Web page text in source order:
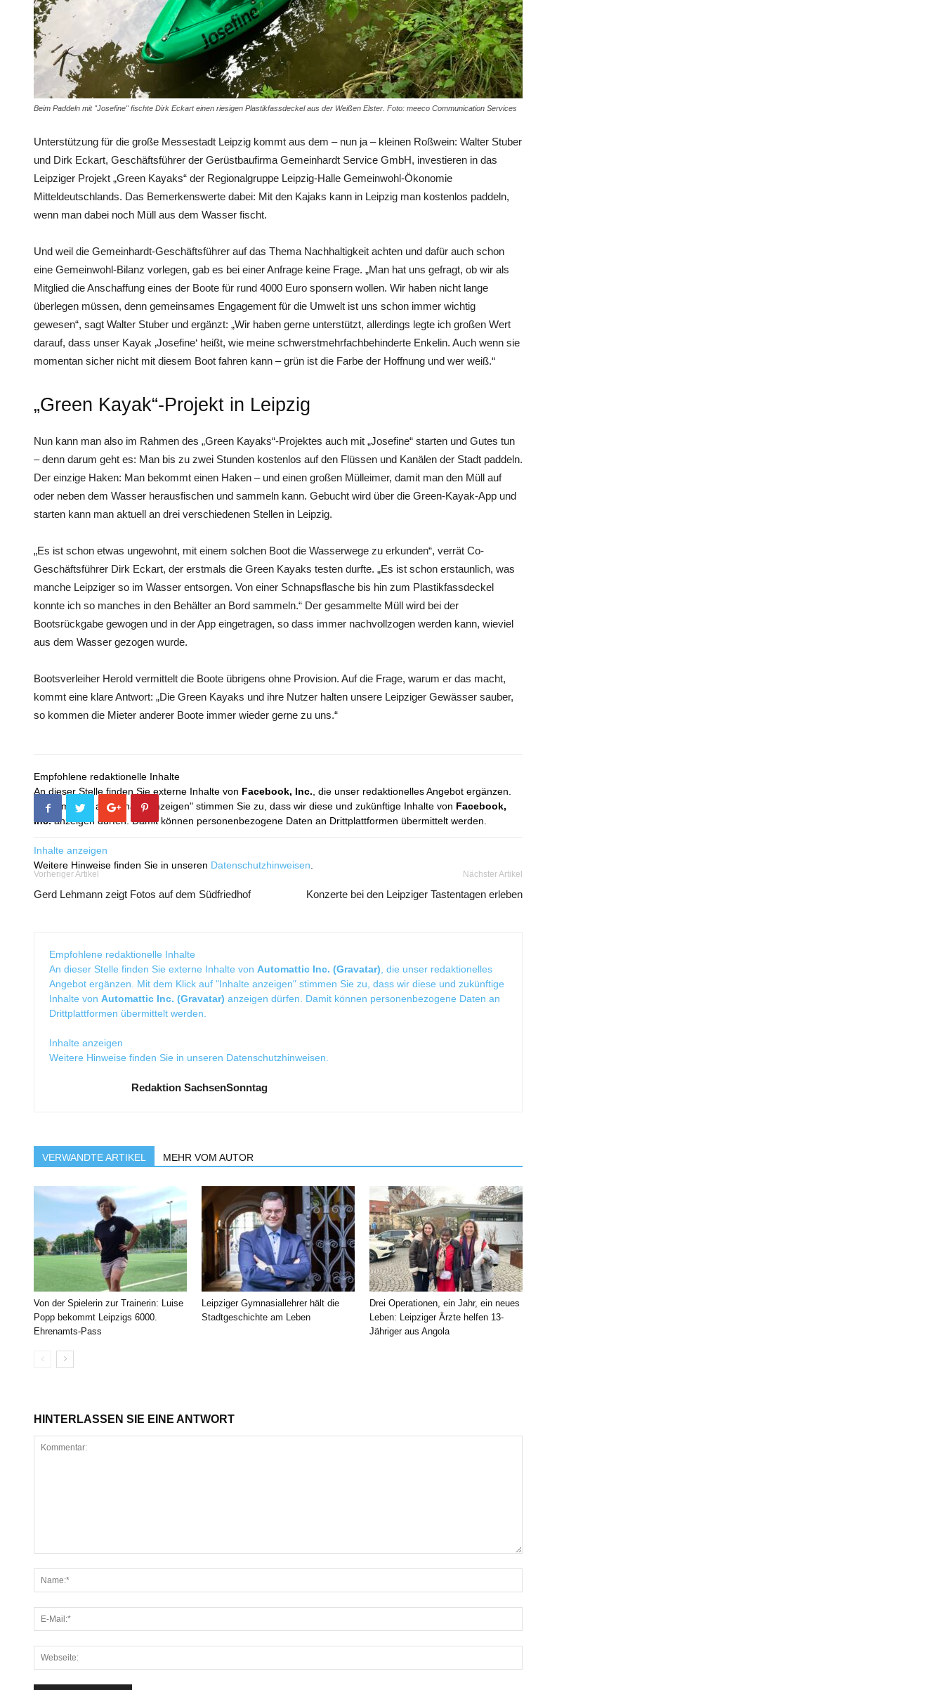
Beim Paddeln mit "Josefine" fischte Dirk Eckart einen riesigen Plastikfassdeckel aus der Weißen Elster. Foto: meeco Communication Services
Unterstützung für die große Messestadt Leipzig kommt aus dem – nun ja – kleinen Roßwein: Walter Stuber
und Dirk Eckart, Geschäftsführer der Gerüstbaufirma Gemeinhardt Service GmbH, investieren in das
Leipziger Projekt „Green Kayaks“ der Regionalgruppe Leipzig-Halle Gemeinwohl-Ökonomie
Mitteldeutschlands. Das Bemerkenswerte dabei: Mit den Kajaks kann in Leipzig man kostenlos paddeln,
wenn man dabei noch Müll aus dem Wasser fischt.
Und weil die Gemeinhardt-Geschäftsführer auf das Thema Nachhaltigkeit achten und dafür auch schon
eine Gemeinwohl-Bilanz vorlegen, gab es bei einer Anfrage keine Frage. „Man hat uns gefragt, ob wir als
Mitglied die Anschaffung eines der Boote für rund 4000 Euro sponsern wollen. Wir haben nicht lange
überlegen müssen, denn gemeinsames Engagement für die Umwelt ist uns schon immer wichtig
gewesen“, sagt Walter Stuber und ergänzt: „Wir haben gerne unterstützt, allerdings legte ich großen Wert
darauf, dass unser Kayak ‚Josefine‘ heißt, wie meine schwerstmehrfachbehinderte Enkelin. Auch wenn sie
momentan sicher nicht mit diesem Boot fahren kann – grün ist die Farbe der Hoffnung und wer weiß.“
„Green Kayak“-Projekt in Leipzig
Nun kann man also im Rahmen des „Green Kayaks“-Projektes auch mit „Josefine“ starten und Gutes tun
– denn darum geht es: Man bis zu zwei Stunden kostenlos auf den Flüssen und Kanälen der Stadt paddeln.
Der einzige Haken: Man bekommt einen Haken – und einen großen Mülleimer, damit man den Müll auf
oder neben dem Wasser herausfischen und sammeln kann. Gebucht wird über die Green-Kayak-App und
starten kann man aktuell an drei verschiedenen Stellen in Leipzig.
„Es ist schon etwas ungewohnt, mit einem solchen Boot die Wasserwege zu erkunden“, verrät Co-
Geschäftsführer Dirk Eckart, der erstmals die Green Kayaks testen durfte. „Es ist schon erstaunlich, was
manche Leipziger so im Wasser entsorgen. Von einer Schnapsflasche bis hin zum Plastikfassdeckel
konnte ich so manches in den Behälter an Bord sammeln.“ Der gesammelte Müll wird bei der
Bootsrückgabe gewogen und in der App eingetragen, so dass immer nachvollzogen werden kann, wieviel
aus dem Wasser gezogen wurde.
Bootsverleiher Herold vermittelt die Boote übrigens ohne Provision. Auf die Frage, warum er das macht,
kommt eine klare Antwort: „Die Green Kayaks und ihre Nutzer halten unsere Leipziger Gewässer sauber,
so kommen die Mieter anderer Boote immer wieder gerne zu uns.“
Empfohlene redaktionelle Inhalte
An dieser Stelle finden Sie externe Inhalte von Facebook, Inc. , die unser redaktionelles Angebot ergänzen.
Mit dem Klick auf "Inhalte anzeigen" stimmen Sie zu, dass wir diese und zukünftige Inhalte von Facebook,
Inc.anzeigen dürfen. Damit können personenbezogene Daten an Drittplattformen übermittelt werden.
Inhalte anzeigen
Weitere Hinweise finden Sie in unseren Datenschutzhinweisen
Vorheriger Artikel
Gerd Lehmann zeigt Fotos auf dem Südfriedhof
Nächster Artikel
Konzerte bei den Leipziger Tastentagen erleben
Empfohlene redaktionelle Inhalte
An dieser Stelle finden Sie externe Inhalte von Automattic Inc. (Gravatar) , die unser redaktionelles
Angebot ergänzen. Mit dem Klick auf "Inhalte anzeigen" stimmen Sie zu, dass wir diese und zukünftige
Inhalte von Automattic Inc. (Gravatar) anzeigen dürfen. Damit können personenbezogene Daten an
Drittplattformen übermittelt werden.
Inhalte anzeigen
Weitere Hinweise finden Sie in unseren Datenschutzhinweisen
Redaktion SachsenSonntag
VERWANDTE ARTIKEL MEHR VOM AUTOR
Von der Spielerin zur Trainerin: Luise
Popp bekommt Leipzigs 6000.
Ehrenamts-Pass
Leipziger Gymnasiallehrer hält die
Stadtgeschichte am Leben
Drei Operationen, ein Jahr, ein neues
Leben: Leipziger Ärzte helfen 13-
Jähriger aus Angola
HINTERLASSEN SIE EINE ANTWORT